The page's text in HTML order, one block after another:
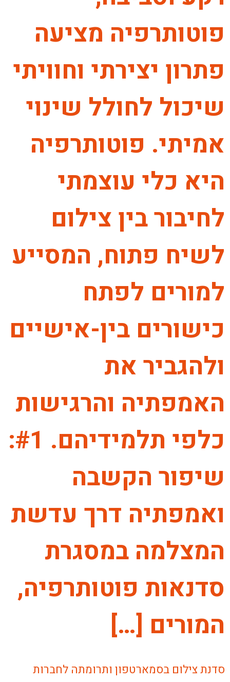
פוטותרפיה מציעה
פתרון יצירתי וחוויתי
שיכול לחולל שינוי
אמיתי. פוטותרפיה
היא כלי עוצמתי
לחיבור בין צילום
לשיח פתוח, המסייע
למורים לפתח
כישורים בין-אישיים
ולהגביר את
האמפתיה והרגישות
כלפי תלמידיהם. #1:
שיפור הקשבה
ואמפתיה דרך עדשת
המצלמה במסגרת
סדנאות פוטותרפיה,
המורים […]
סדנת צילום בסמארטפון ותרומתה לחברות